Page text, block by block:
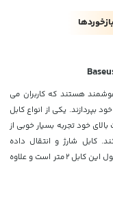
بازخوردها
هستند که کاربران می
بپردازند. یکی از انواع کابل
خود تجربه بسیار خوبی از
کابل شارژ و انتقال داده
بیسوس با طراحی زیبا و بادوام است که گره نمیخورد و طول این کابل 2 متر است و علاوه